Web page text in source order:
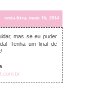
sexta-feira, maio 16, 2014
mas se eu puder
Tenha um final de